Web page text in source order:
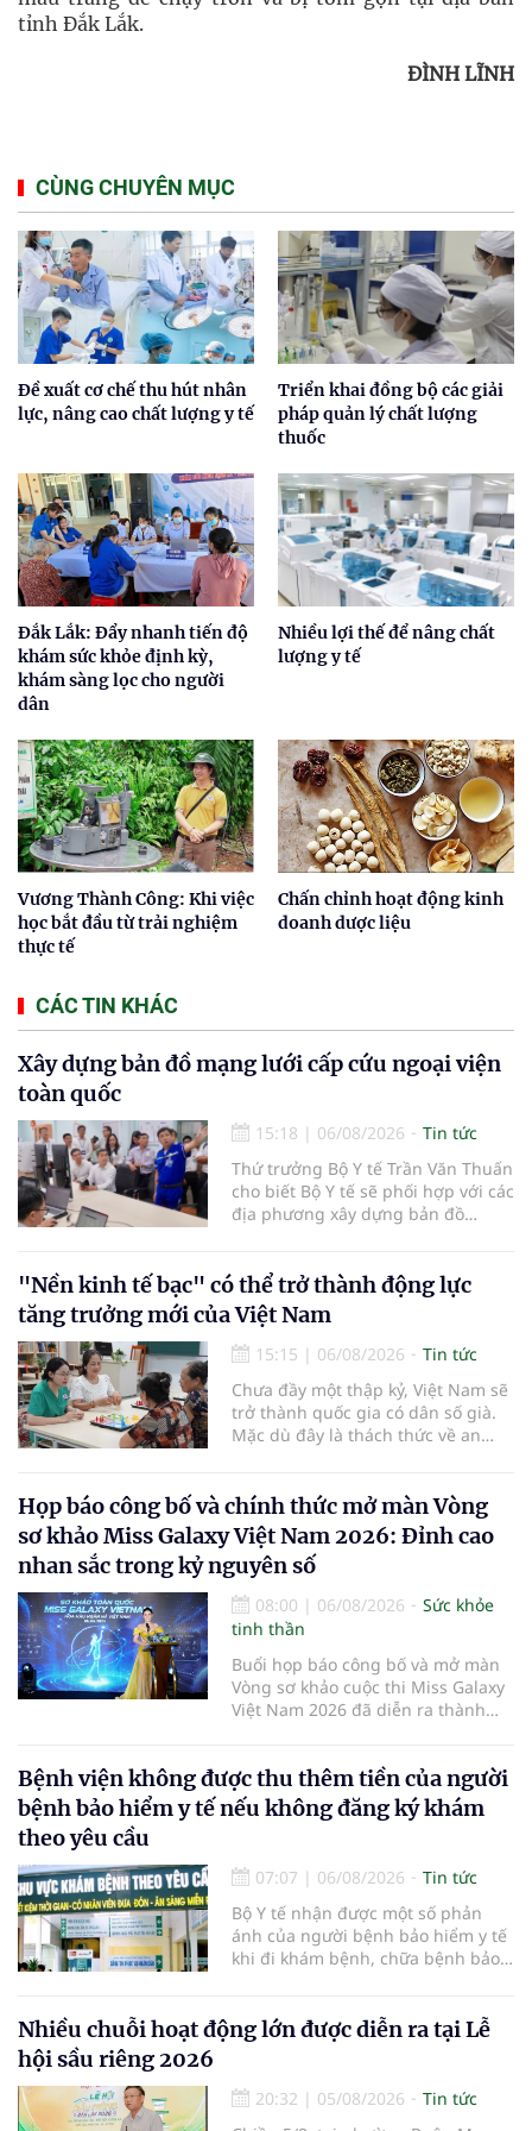
tỉnh Đắk Lắk.
ĐÌNH LĨNH
CÙNG CHUYÊN MỤC
Đề xuất cơ chế thu hút nhân
lực, nâng cao chất lượng y tế
Triển khai đồng bộ các giải
pháp quản lý chất lượng
thuốc
Đắk Lắk: Đẩy nhanh tiến độ
khám sức khỏe định kỳ,
khám sàng lọc cho người
dân
Nhiều lợi thế để nâng chất
lượng y tế
Vương Thành Công: Khi việc
học bắt đầu từ trải nghiệm
thực tế
Chấn chỉnh hoạt động kinh
doanh dược liệu
CÁC TIN KHÁC
Xây dựng bản đồ mạng lưới cấp cứu ngoại viện
toàn quốc
15:18 | 06/08/2026
Tin tức
Thứ trưởng Bộ Y tế Trần Văn Thuấn
cho biết Bộ Y tế sẽ phối hợp với các
địa phương xây dựng bản đồ
thiện cơ chế tài chính và đa dạng
hóa phương tiện nhằm nâng cao
năng lực cấp cứu trước viện trên
phạm vi cả nước.
"Nền kinh tế bạc" có thể trở thành động lực
tăng trưởng mới của Việt Nam
15:15 | 06/08/2026
Tin tức
Chưa đầy một thập kỷ, Việt Nam sẽ
trở thành quốc gia có dân số già.
Mặc dù đây là thách thức về an
có giá trị hàng tỷ USD.
Họp báo công bố và chính thức mở màn Vòng
sơ khảo Miss Galaxy Việt Nam 2026: Đỉnh cao
nhan sắc trong kỷ nguyên số
08:00 | 06/08/2026
Sức khỏe
tinh thần
Buổi họp báo công bố và mở màn
Vòng sơ khảo cuộc thi Miss Galaxy
Việt Nam 2026 đã diễn ra thành
sắc quy mô, khác biệt và tiên
phong – nơi tôn vinh vẻ đẹp thời
đại mới kết hợp giữa Tri thức, Bản
Bệnh viện không được thu thêm tiền của người
bệnh bảo hiểm y tế nếu không đăng ký khám
theo yêu cầu
07:07 | 06/08/2026
Tin tức
Bộ Y tế nhận được một số phản
ánh của người bệnh bảo hiểm y tế
khi đi khám bệnh, chữa bệnh bảo
bệnh, chữa bệnh theo yêu cầu
nhưng vẫn phải nộp thêm các chi
phần cùng chi trả.
Nhiều chuỗi hoạt động lớn được diễn ra tại Lễ
hội sầu riêng 2026
20:32 | 05/08/2026
Tin tức